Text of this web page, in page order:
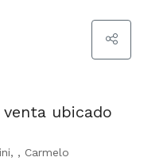
ubicado
, Carmelo